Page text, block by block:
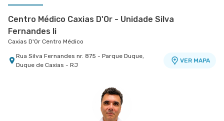
Centro Médico Caxias D'Or - Unidade Silva
Fernandes Ii
Caxias D'Or Centro Médico
Rua Silva Fernandes nr. 875 - Parque Duque,
Duque de Caxias - RJ
VER MAPA
Rua Carolina Machado nr. 38 - Cascadura, Rio de